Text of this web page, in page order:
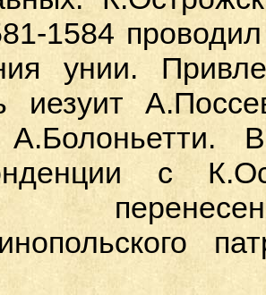
1584
унии.
иезуит
с